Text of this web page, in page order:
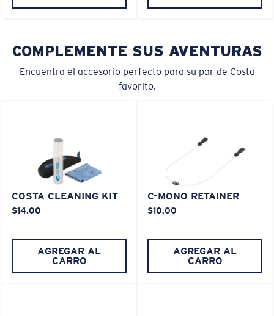
COMPLEMENTE SUS AVENTURAS
Encuentra el accesorio perfecto para su par de Costa
favorito.
COSTA CLEANING KIT
$14.00
AGREGAR AL
CARRO
C-MONO RETAINER
$10.00
AGREGAR AL
CARRO